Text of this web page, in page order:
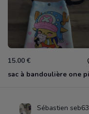
15.00 €
Sébastien seb63